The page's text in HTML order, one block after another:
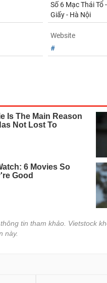
Số 6 Mạc Thái Tổ
Giấy - Hà Nội
Website
#
tin tham khảo. Vietstock
này.